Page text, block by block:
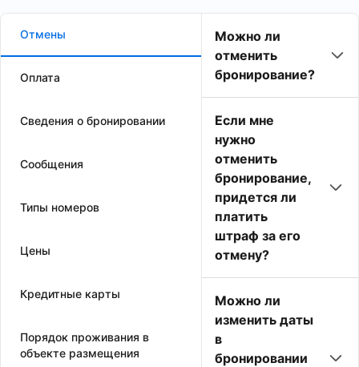
Отмены
Оплата
Сведения о бронировании
Сообщения
Типы номеров
Цены
Кредитные карты
Порядок проживания в
объекте размещения
Можно ли
отменить
бронирование?
Если мне
нужно
отменить
бронирование,
придется ли
платить
штраф за его
отмену?
Можно ли
изменить даты
в
бронировании